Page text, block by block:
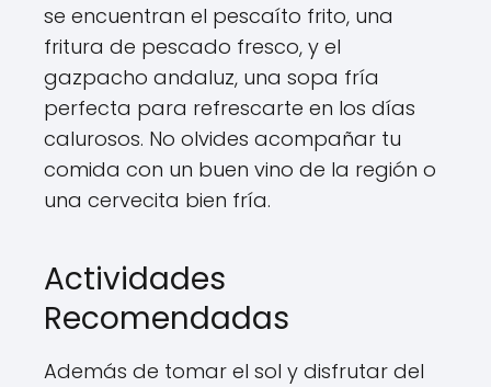
se encuentran el pescaíto frito, una
fritura de pescado fresco, y el
gazpacho andaluz, una sopa fría
perfecta para refrescarte en los días
calurosos. No olvides acompañar tu
comida con un buen vino de la región o
una cervecita bien fría.
Actividades
Recomendadas
Además de tomar el sol y disfrutar del